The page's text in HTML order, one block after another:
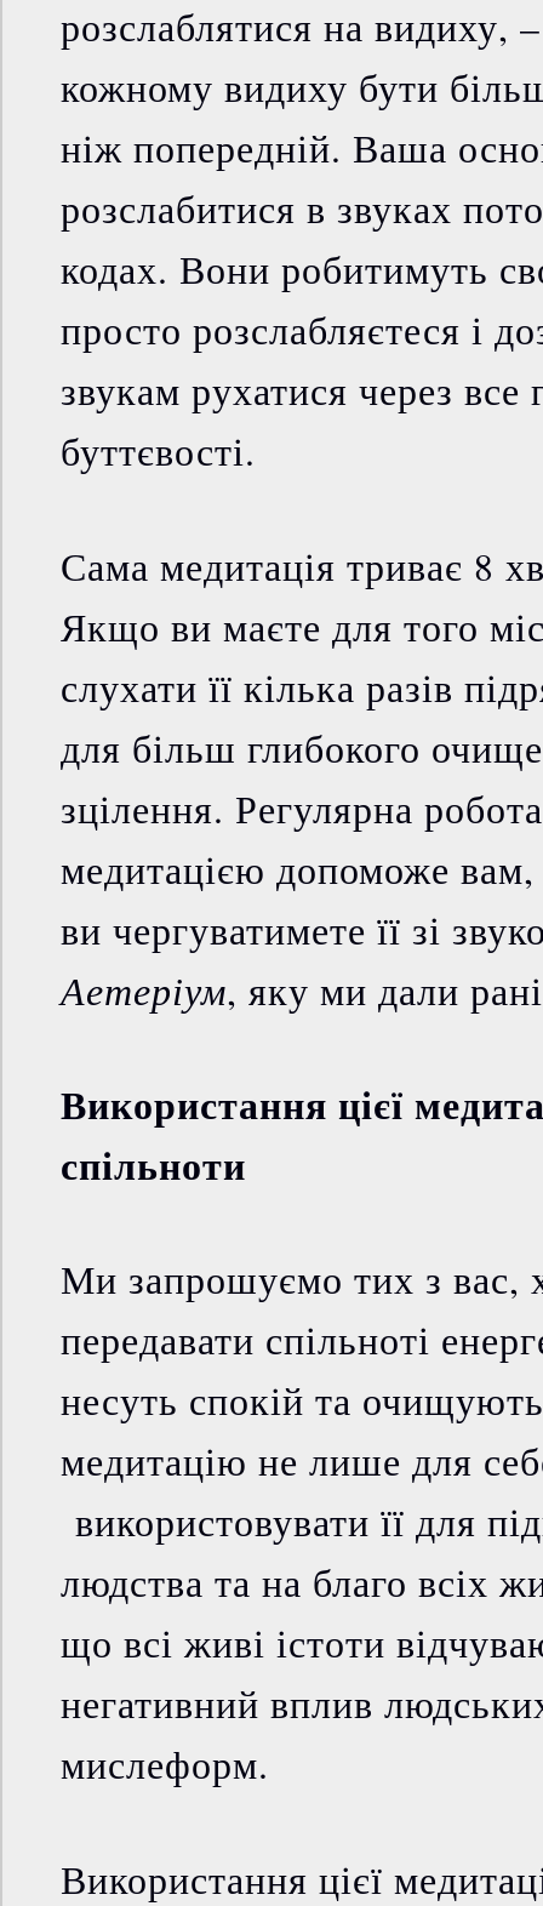
розслаблятися на видиху,
кожному видиху бути
ніж попередній. Ваша
розслабитися в звуках
кодах. Вони робитимуть
просто розслабляєтеся і
звукам рухатися через все
буттєвості.
Сама медитація триває 8
Якщо ви маєте для того
слухати її кілька разів
для більш глибокого
зцілення. Регулярна
медитацією допоможе
ви чергуватимете її зі
Аетеріум, яку ми дали
Використання цієї
спільноти
Ми запрошуємо тих з вас,
передавати спільноті
несуть спокій та
медитацію не лише для
використовувати її для
людства та на благо всіх
що всі живі істоти
негативний вплив
мислеформ.
Використання цієї